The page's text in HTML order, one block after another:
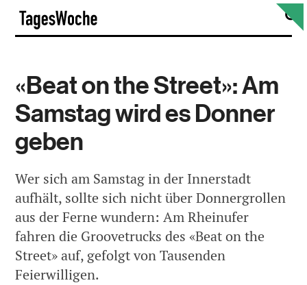
Skip
content
«Beat on the Street»: Am
Samstag wird es Donner
geben
Wer sich am Samstag in der Innerstadt
aufhält, sollte sich nicht über Donnergrollen
aus der Ferne wundern: Am Rheinufer
fahren die Groovetrucks des «Beat on the
Street» auf, gefolgt von Tausenden
Feierwilligen.